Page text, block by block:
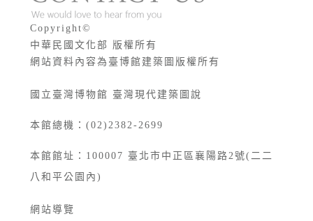
Copyright©
中華民國文化部 版權所有
網站資料內容為臺博館建築圖版權所有
國立臺灣博物館 臺灣現代建築圖說
本館總機：(02)2382-2699
本館館址： 100007 臺北市中正區襄陽路2號(二二
八和平公園內)
網站導覽